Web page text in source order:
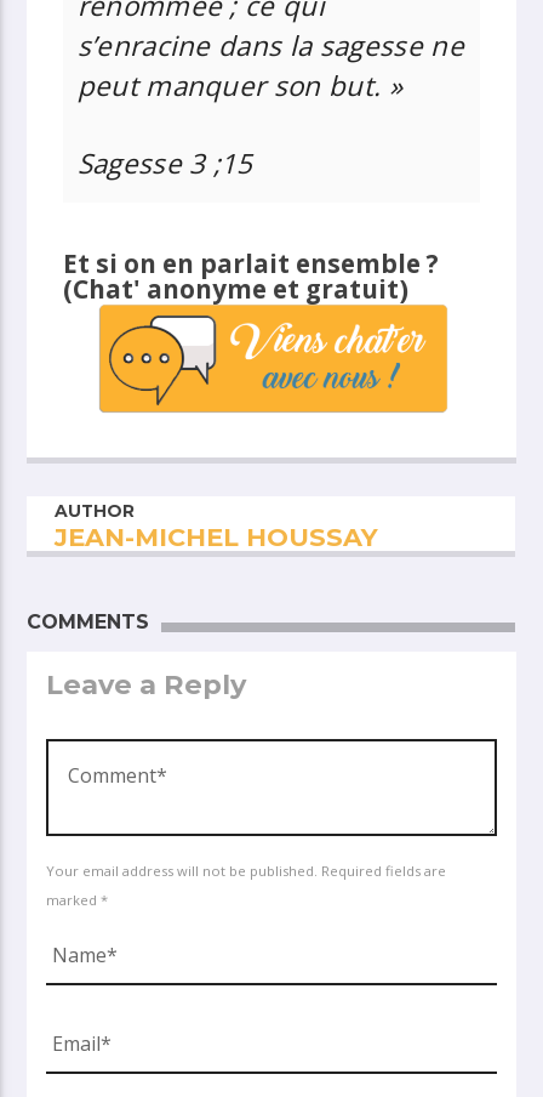
s’enracine dans la sagesse ne
peut manquer son but. »
Sagesse 3 ;15
Et si on en parlait ensemble ?
(Chat' anonyme et gratuit)
AUTHOR
JEAN-MICHEL HOUSSAY
COMMENTS
Leave a Reply
Your email address will not be published. Required fields are
marked *